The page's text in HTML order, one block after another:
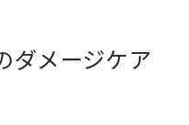
ダメージケア